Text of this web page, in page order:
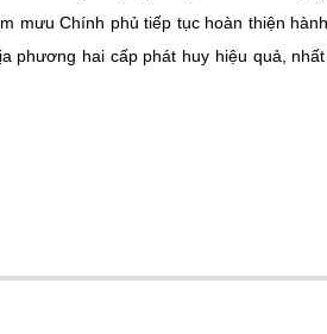
mưu Chính phủ tiếp tục hoàn thiện
phương hai cấp phát huy hiệu quả,